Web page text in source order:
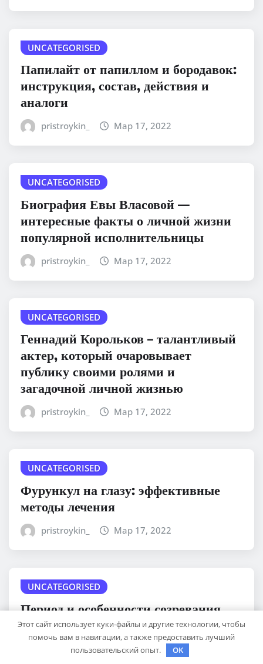
UNCATEGORISED
Папилайт от папиллом и бородавок:
инструкция, состав, действия и
аналоги
pristroykin_ Мар 17, 2022
UNCATEGORISED
Биография Евы Власовой —
интересные факты о личной жизни
популярной исполнительницы
pristroykin_ Мар 17, 2022
UNCATEGORISED
Геннадий Корольков – талантливый
актер, который очаровывает
публику своими ролями и
загадочной личной жизнью
pristroykin_ Мар 17, 2022
UNCATEGORISED
Фурункул на глазу: эффективные
методы лечения
pristroykin_ Мар 17, 2022
UNCATEGORISED
Период и особенности созревания
фурункула
pristroykin_ Мар 17, 2022
Этот сайт использует куки-файлы и другие технологии, чтобы
помочь вам в навигации, а также предоставить лучший
пользовательский опыт.
OK